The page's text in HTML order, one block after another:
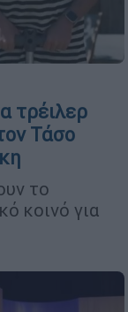
τρέιλερ
Τάσο
το
κοινό για